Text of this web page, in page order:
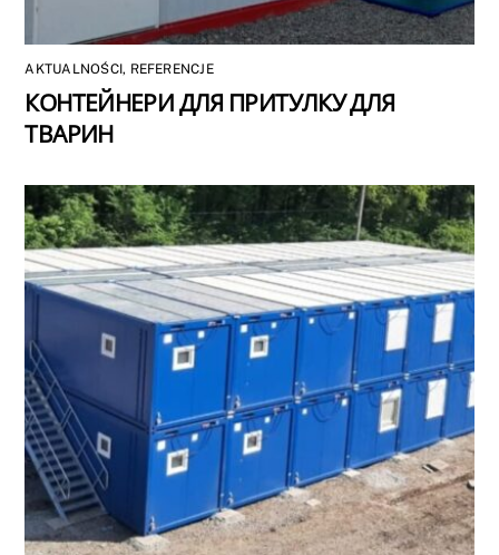
AKTUALNOŚCI, REFERENCJE
КОНТЕЙНЕРИ ДЛЯ ПРИТУЛКУ ДЛЯ
ТВАРИН